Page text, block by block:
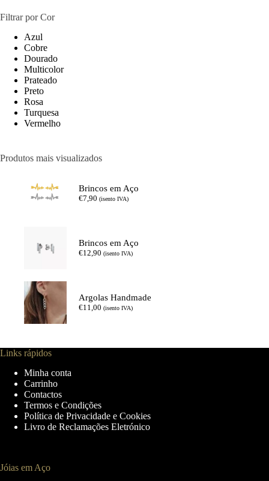
Filtrar por Cor
Azul
Cobre
Dourado
Multicolor
Prateado
Preto
Rosa
Turquesa
Vermelho
Produtos mais visualizados
Brincos em Aço
€7,90 (isento IVA)
Brincos em Aço
€12,90 (isento IVA)
Argolas Handmade
€11,00 (isento IVA)
Links rápidos
Minha conta
Carrinho
Contactos
Termos e Condições
Política de Privacidade e Cookies
Livro de Reclamações Eletrónico
Jóias em Aço